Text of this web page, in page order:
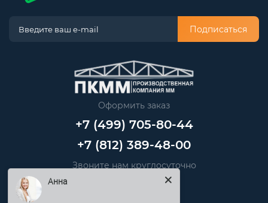
Подписаться
Оформить заказ
+7 (499) 705-80-44
+7 (812) 389-48-00
Звоните нам круглосуточно
info@pkmm.ru